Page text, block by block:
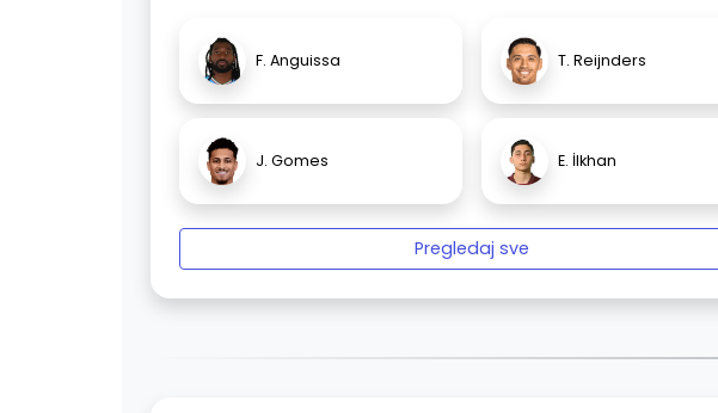
F. Anguissa T. Reijnders
J. Gomes E. İlkhan
Pregledaj sve